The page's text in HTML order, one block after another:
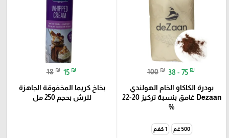
100 ₪ 38 - 75 ₪
بودرة الكاكاو الخام الهولندي
Dezaan غامق بنسبة تركيز 20-22
%
500 غم 1 كغم
18 ₪ 15 ₪
بخاخ كريما المخفوقة الجاهزة
للرش بحجم 250 مل